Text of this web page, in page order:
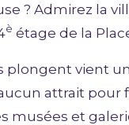
? Admirez la
è étage de la
plongent vient
attrait pour
musées et